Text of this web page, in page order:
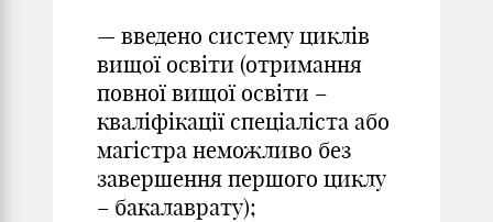
— введено систему циклів
вищої освіти (отримання
повної вищої освіти –
кваліфікації спеціаліста або
магістра неможливо без
завершення першого циклу
– бакалаврату);